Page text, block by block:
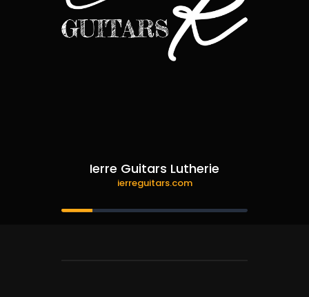
Ierre Guitars Lutherie
ierreguitars.com